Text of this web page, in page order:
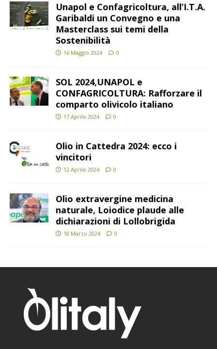
Unapol e Confagricoltura, all’I.T.A.
Garibaldi un Convegno e una
Masterclass sui temi della
Sostenibilità
16 Maggio 2024 0
SOL 2024,UNAPOL e
CONFAGRICOLTURA: Rafforzare il
comparto olivicolo italiano
17 Aprile 2024 0
Olio in Cattedra 2024: ecco i
vincitori
12 Aprile 2024 0
Olio extravergine medicina
naturale, Loiodice plaude alle
dichiarazioni di Lollobrigida
18 Marzo 2024 0